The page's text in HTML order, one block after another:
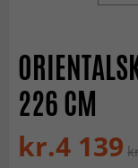
226 CM
kr.4 139